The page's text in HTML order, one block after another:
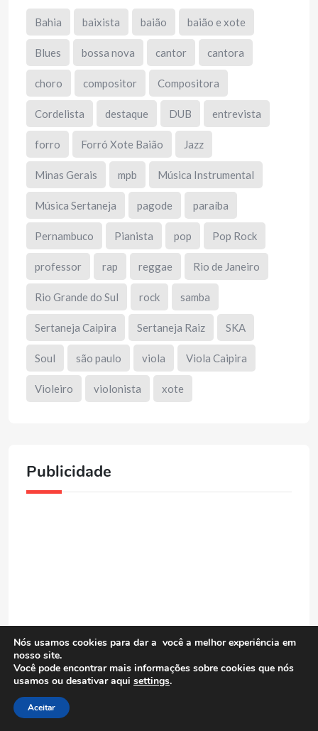
Bahia baixista baião baião e xote
Blues bossa nova cantor cantora
choro compositor Compositora
Cordelista destaque DUB entrevista
forro Forró Xote Baião Jazz
Minas Gerais mpb Música Instrumental
Música Sertaneja pagode paraíba
Pernambuco Pianista pop Pop Rock
professor rap reggae Rio de Janeiro
Rio Grande do Sul rock samba
Sertaneja Caipira Sertaneja Raiz SKA
Soul são paulo viola Viola Caipira
Violeiro violonista xote
Publicidade
Nós usamos cookies para dar a você a melhor experiência em
nosso site.
Você pode encontrar mais informações sobre cookies que nós
usamos ou desativar aqui settings.
Aceitar